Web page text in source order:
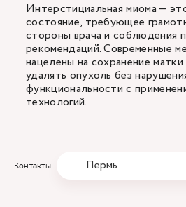
Интерстициальная миома —
состояние, требующее
стороны врача и соблюдения
рекомендаций. Современные
нацелены на сохранение
удалять опухоль без
функциональности с
технологий.
Контакты Пермь